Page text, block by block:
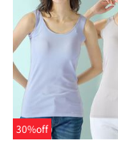
30%off